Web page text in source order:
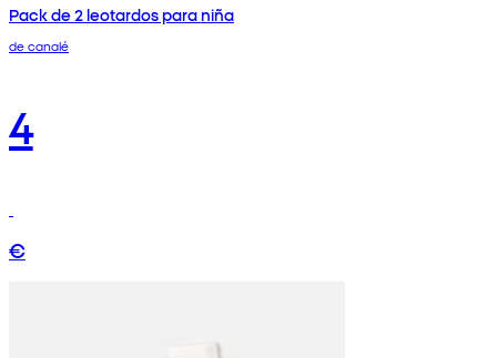
Pack de 2 leotardos para niña
de canalé
4
€